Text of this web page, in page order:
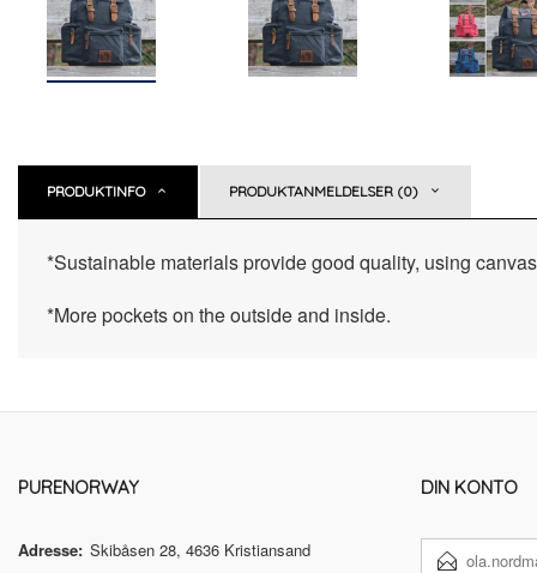
PRODUKTINFO PRODUKTANMELDELSER (0)
*Sustainable materials provide good quality, using
*More pockets on the outside and inside.
PURENORWAY
Adresse: Skibåsen 28, 4636 Kristiansand
DIN KONTO
POSTADRESSE